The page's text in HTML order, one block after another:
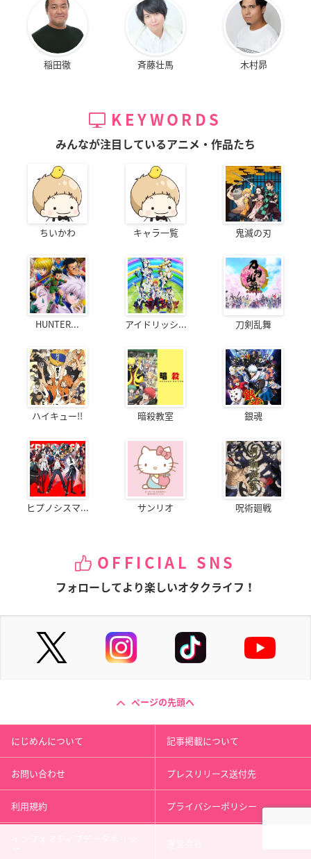
稲田徹 斉藤壮馬 木村昴
KEYWORDS
みんなが注目しているアニメ・作品たち
ちいかわ キャラ一覧 鬼滅の刃
HUNTER... アイドリッシ... 刀剣乱舞
ハイキュー!! 暗殺教室 銀魂
ヒプノシスマ... サンリオ 呪術廻戦
OFFICIAL SNS
フォローしてより楽しいオタクライフ！
ページの先頭へ
にじめんについて 記事掲載について
お問い合わせ プレスリリース送付先
利用規約 プライバシーポリシー